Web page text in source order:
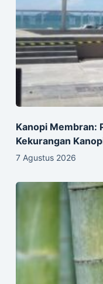
Kanopi Membran:
Kekurangan
7 Agustus 2026